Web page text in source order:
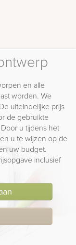
en alle
worden. We
uiteindelijke prijs
de gebruikte
u tijdens het
u te wijzen op de
uw budget.
inclusief